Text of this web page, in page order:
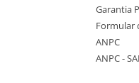
Garantia
Formular
ANPC
ANPC -